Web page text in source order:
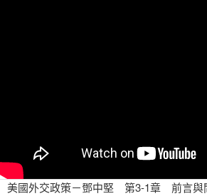
美國外交政策－鄧中堅 第3-1章 前言與